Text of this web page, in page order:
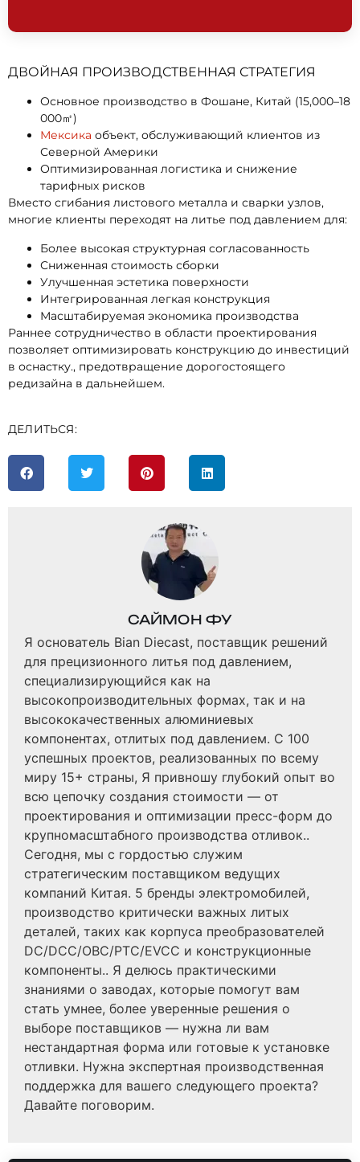
ДВОЙНАЯ ПРОИЗВОДСТВЕННАЯ СТРАТЕГИЯ
Основное производство в Фошане, Китай (15,000–18
000㎡)
Мексика объект, обслуживающий клиентов из
Северной Америки
Оптимизированная логистика и снижение
тарифных рисков
Вместо сгибания листового металла и сварки узлов,
многие клиенты переходят на литье под давлением для:
Более высокая структурная согласованность
Сниженная стоимость сборки
Улучшенная эстетика поверхности
Интегрированная легкая конструкция
Масштабируемая экономика производства
Раннее сотрудничество в области проектирования
позволяет оптимизировать конструкцию до инвестиций
в оснастку., предотвращение дорогостоящего
редизайна в дальнейшем.
ДЕЛИТЬСЯ:
САЙМОН ФУ
Я основатель Bian Diecast, поставщик решений
для прецизионного литья под давлением,
специализирующийся как на
высокопроизводительных формах, так и на
высококачественных алюминиевых
компонентах, отлитых под давлением. С 100
успешных проектов, реализованных по всему
миру 15+ страны, Я привношу глубокий опыт во
всю цепочку создания стоимости — от
проектирования и оптимизации пресс-форм до
крупномасштабного производства отливок..
Сегодня, мы с гордостью служим
стратегическим поставщиком ведущих
компаний Китая. 5 бренды электромобилей,
производство критически важных литых
деталей, таких как корпуса преобразователей
DC/DCC/OBC/PTC/EVCC и конструкционные
компоненты.. Я делюсь практическими
знаниями о заводах, которые помогут вам
стать умнее, более уверенные решения о
выборе поставщиков — нужна ли вам
нестандартная форма или готовые к установке
отливки. Нужна экспертная производственная
поддержка для вашего следующего проекта?
Давайте поговорим.